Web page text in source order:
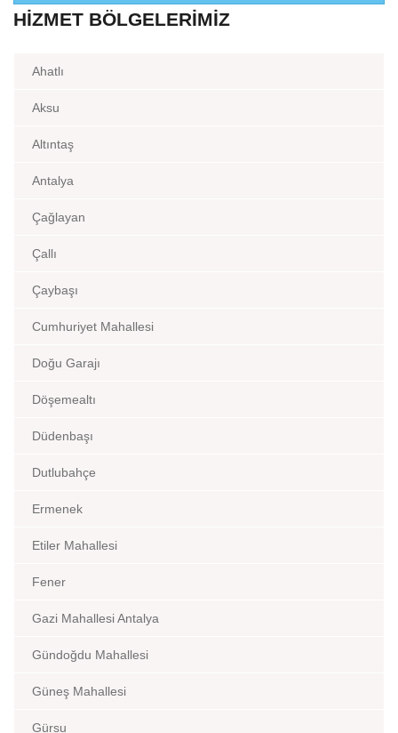
HIZMET BÖLGELERIMIZ
Ahatlı
Aksu
Altıntaş
Antalya
Çağlayan
Çallı
Çaybaşı
Cumhuriyet Mahallesi
Doğu Garajı
Döşemealtı
Düdenbaşı
Dutlubahçe
Ermenek
Etiler Mahallesi
Fener
Gazi Mahallesi Antalya
Gündoğdu Mahallesi
Güneş Mahallesi
Gürsu